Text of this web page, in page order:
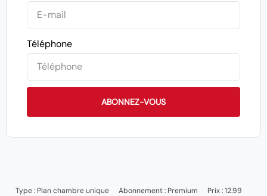
Téléphone
ABONNEZ-VOUS
Type : Plan chambre unique Abonnement : Premium Prix : 12.99